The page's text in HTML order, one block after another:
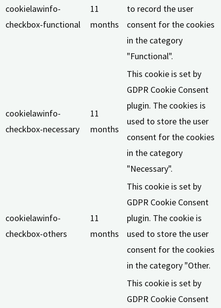
cookielawinfo-
checkbox-functional
11
months
to record the user
consent for the cookies
in the category
"Functional".
cookielawinfo-
checkbox-necessary
11
months
This cookie is set by
GDPR Cookie Consent
plugin. The cookies is
used to store the user
consent for the cookies
in the category
"Necessary".
cookielawinfo-
checkbox-others
11
months
This cookie is set by
GDPR Cookie Consent
plugin. The cookie is
used to store the user
consent for the cookies
in the category "Other.
This cookie is set by
GDPR Cookie Consent